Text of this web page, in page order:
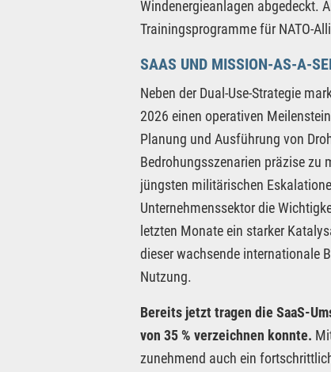
Windenergieanlagen abgedeckt.
Trainingsprogramme für NATO-
SAAS UND MISSION-AS-A-
Neben der Dual-Use-Strategie
2026 einen operativen
Planung und Ausführung von
Bedrohungsszenarien präzise zu
jüngsten militärischen
Unternehmenssektor die
letzten Monate ein starker
dieser wachsende internationale
Nutzung.
Bereits jetzt tragen die SaaS-
von 35 % verzeichnen konnte.
zunehmend auch ein